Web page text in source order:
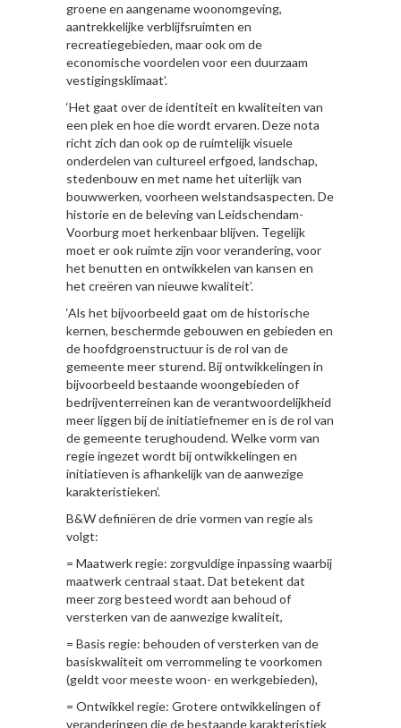
groene en aangename woonomgeving,
aantrekkelijke verblijfsruimten en
recreatiegebieden, maar ook om de
economische voordelen voor een duurzaam
vestigingsklimaat’.
‘Het gaat over de identiteit en kwaliteiten van
een plek en hoe die wordt ervaren. Deze nota
richt zich dan ook op de ruimtelijk visuele
onderdelen van cultureel erfgoed, landschap,
stedenbouw en met name het uiterlijk van
bouwwerken, voorheen welstandsaspecten. De
historie en de beleving van Leidschendam-
Voorburg moet herkenbaar blijven. Tegelijk
moet er ook ruimte zijn voor verandering, voor
het benutten en ontwikkelen van kansen en
het creëren van nieuwe kwaliteit’.
‘Als het bijvoorbeeld gaat om de historische
kernen, beschermde gebouwen en gebieden en
de hoofdgroenstructuur is de rol van de
gemeente meer sturend. Bij ontwikkelingen in
bijvoorbeeld bestaande woongebieden of
bedrijventerreinen kan de verantwoordelijkheid
meer liggen bij de initiatiefnemer en is de rol van
de gemeente terughoudend. Welke vorm van
regie ingezet wordt bij ontwikkelingen en
initiatieven is afhankelijk van de aanwezige
karakteristieken’.
B&W definiëren de drie vormen van regie als
volgt:
= Maatwerk regie: zorgvuldige inpassing waarbij
maatwerk centraal staat. Dat betekent dat
meer zorg besteed wordt aan behoud of
versterken van de aanwezige kwaliteit,
= Basis regie: behouden of versterken van de
basiskwaliteit om verrommeling te voorkomen
(geldt voor meeste woon- en werkgebieden),
= Ontwikkel regie: Grotere ontwikkelingen of
veranderingen die de bestaande karakteristiek